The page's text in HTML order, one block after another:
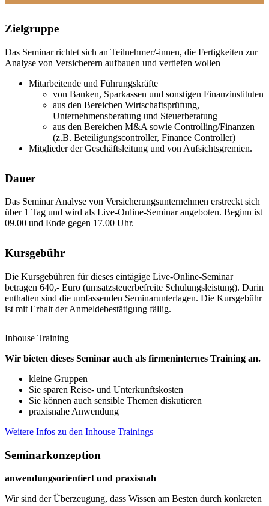
Zielgruppe
Das Seminar richtet sich an Teilnehmer/-innen, die Fertigkeiten zur
Analyse von Versicherern aufbauen und vertiefen wollen
Mitarbeitende und Führungskräfte
von Banken, Sparkassen und sonstigen Finanzinstituten
aus den Bereichen Wirtschaftsprüfung,
Unternehmensberatung und Steuerberatung
aus den Bereichen M&A sowie Controlling/Finanzen
(z.B. Beteiligungscontroller, Finance Controller)
Mitglieder der Geschäftsleitung und von Aufsichtsgremien.
Dauer
Das Seminar Analyse von Versicherungsunternehmen erstreckt sich
über 1 Tag und wird als Live-Online-Seminar angeboten. Beginn ist
09.00 und Ende gegen 17.00 Uhr.
Kursgebühr
Die Kursgebühren für dieses eintägige Live-Online-Seminar
betragen 640,- Euro (umsatzsteuerbefreite Schulungsleistung). Darin
enthalten sind die umfassenden Seminarunterlagen. Die Kursgebühr
ist mit Erhalt der Anmeldebestätigung fällig.
Inhouse Training
Wir bieten dieses Seminar auch als firmeninternes Training an.
kleine Gruppen
Sie sparen Reise- und Unterkunftskosten
Sie können auch sensible Themen diskutieren
praxisnahe Anwendung
Weitere Infos zu den Inhouse Trainings
Seminarkonzeption
anwendungsorientiert und praxisnah
Wir sind der Überzeugung, dass Wissen am Besten durch konkreten